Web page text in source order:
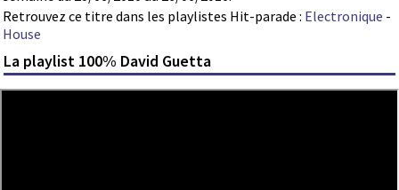
Retrouvez ce titre dans les playlistes Hit-parade : Electronique -
House
La playlist 100% David Guetta